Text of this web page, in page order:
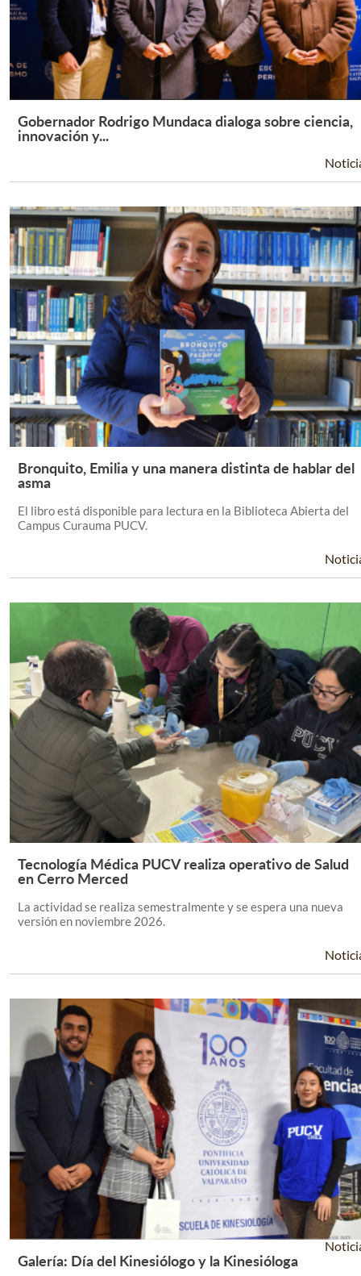
Leer Más +
Gobernador Rodrigo Mundaca dialoga sobre ciencia,
innovación y...
Leer Más +
Bronquito, Emilia y una manera distinta de hablar del
asma
El libro está disponible para lectura en la Biblioteca Abierta del
Campus Curauma PUCV.
Leer Más +
Tecnología Médica PUCV realiza operativo de Salud
en Cerro Merced
La actividad se realiza semestralmente y se espera una nueva
versión en noviembre 2026.
Galería: Día del Kinesiólogo y la Kinesióloga